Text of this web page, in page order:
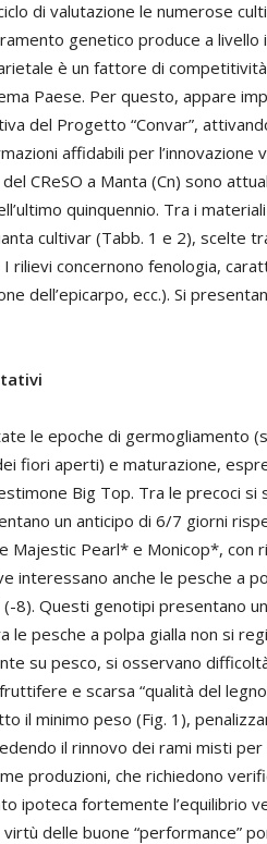
di valutazione le numerose
genetico produce a livello
è un fattore di
Paese. Per questo, appare
del Progetto “Convar”,
affidabili per l’innovazione
CReSO a Manta (Cn) sono
quinquennio. Tra i
cultivar (Tabb. 1 e 2), scelte
rilievi concernono fenologia,
dell’epicarpo, ecc.). Si
le epoche di germogliamento
fiori aperti) e maturazione,
Big Top. Tra le precoci si
un anticipo di 6/7 giorni
Majestic Pearl* e Monicop*, con
interessano anche le pesche a
8). Questi genotipi presentano
pesche a polpa gialla non si
su pesco, si osservano
e scarsa “qualità del
il minimo peso (Fig. 1),
il rinnovo dei rami misti per
produzioni, che richiedono
ipoteca fortemente l’equilibrio
delle buone “performance”